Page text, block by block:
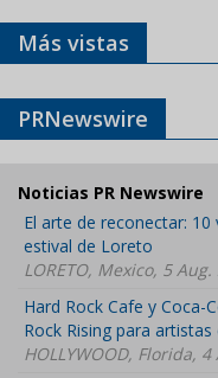
Más vistas
PRNewswire
Noticias PR Newswire
El arte de reconectar:
estival de Loreto
LORETO, Mexico, 5
Hard Rock Cafe y Coca-
Rock Rising para
HOLLYWOOD, Florida,